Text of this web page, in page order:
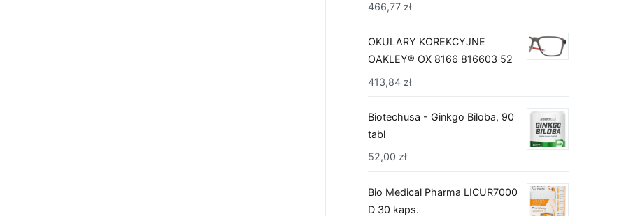
466,77 zł
OKULARY KOREKCYJNE
OAKLEY® OX 8166 816603 52
413,84 zł
Biotechusa - Ginkgo Biloba, 90
tabl
52,00 zł
Bio Medical Pharma LICUR7000
D 30 kaps.